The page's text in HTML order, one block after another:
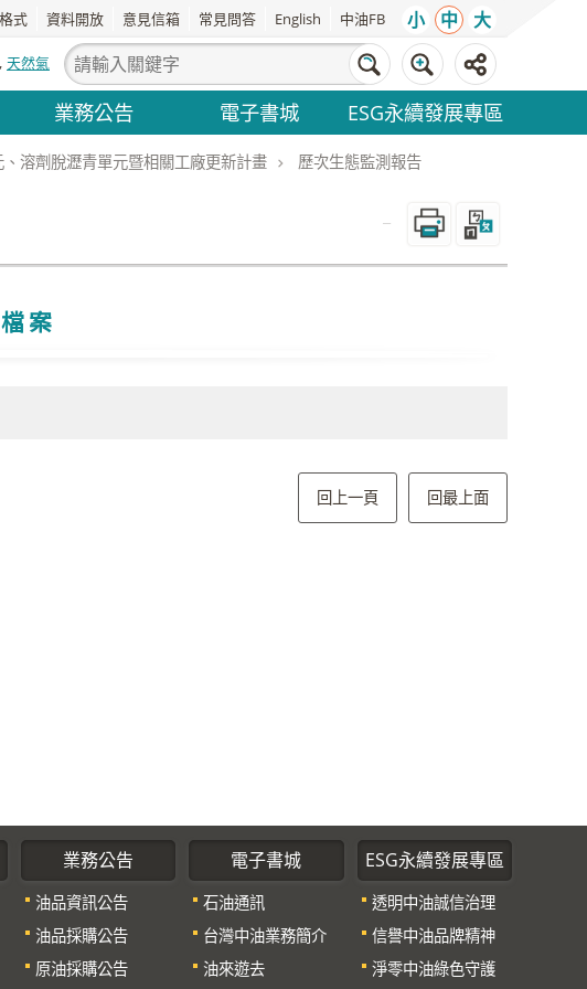
式 資料開放 意見信箱 常見問答 English 中油FB 小 中 大
天然氣
業務公告 電子書城 ESG永續發展專區
溶劑脫瀝青單元暨相關工廠更新計畫
歷次生態監測報告
案
回上一頁 回最上面
業務公告
油品資訊公告
油品採購公告
原油採購公告
電子書城
石油通訊
台灣中油業務簡介
油來遊去
ESG永續發展專區
透明中油誠信治理
信譽中油品牌精神
淨零中油綠色守護